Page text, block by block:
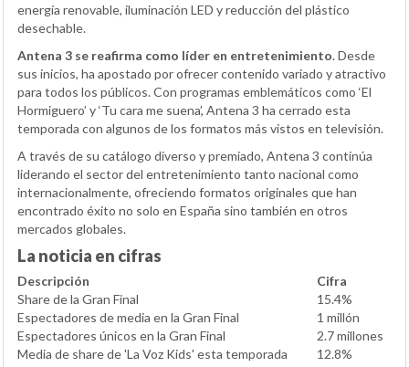
energía renovable, iluminación LED y reducción del plástico
desechable.
Antena 3 se reafirma como líder en entretenimiento. Desde
sus inicios, ha apostado por ofrecer contenido variado y atractivo
para todos los públicos. Con programas emblemáticos como ‘El
Hormiguero’ y ‘Tu cara me suena’, Antena 3 ha cerrado esta
temporada con algunos de los formatos más vistos en televisión.
A través de su catálogo diverso y premiado, Antena 3 continúa
liderando el sector del entretenimiento tanto nacional como
internacionalmente, ofreciendo formatos originales que han
encontrado éxito no solo en España sino también en otros
mercados globales.
La noticia en cifras
Descripción
Cifra
Share de la Gran Final
15.4%
Espectadores de media en la Gran Final
1 millón
Espectadores únicos en la Gran Final
2.7 millones
Media de share de 'La Voz Kids' esta temporada
12.8%